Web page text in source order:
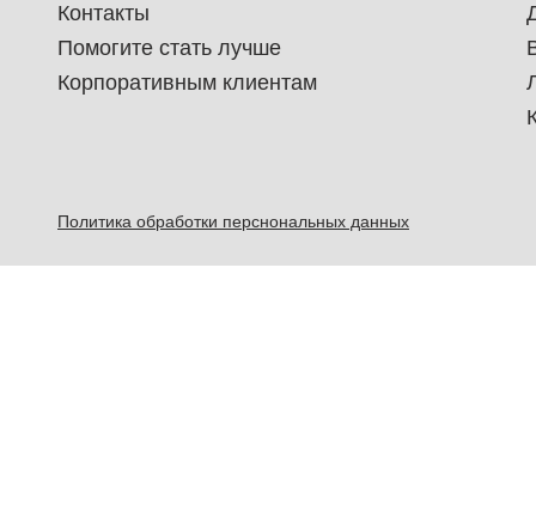
Контакты
Помогите стать лучше
Корпоративным клиентам
Политика обработки перснональных данных